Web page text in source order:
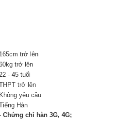
165cm trở lên
trở lên
- 45 tuổi
trở lên
Không yêu cầu
Hàn
Chứng chỉ hàn 3G, 4G;